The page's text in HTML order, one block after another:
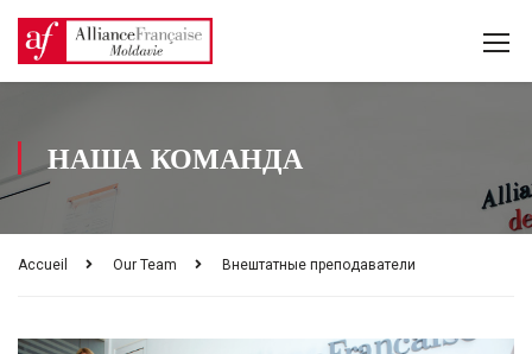
НАША КОМАНДА
Accueil Our Team Внештатные преподаватели